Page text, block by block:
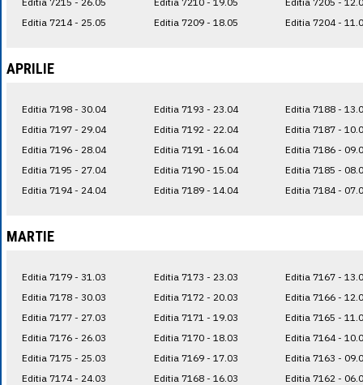
Editia 7214 - 25.05
Editia 7209 - 18.05
Editia 7204 -
APRILIE
Editia 7198 - 30.04
Editia 7197 - 29.04
Editia 7196 - 28.04
Editia 7195 - 27.04
Editia 7194 - 24.04
Editia 7193 - 23.04
Editia 7192 - 22.04
Editia 7191 - 16.04
Editia 7190 - 15.04
Editia 7189 - 14.04
Editia 7188 -
Editia 7187 -
Editia 7186 -
Editia 7185 -
Editia 7184 -
MARTIE
Editia 7179 - 31.03
Editia 7178 - 30.03
Editia 7177 - 27.03
Editia 7176 - 26.03
Editia 7175 - 25.03
Editia 7174 - 24.03
Editia 7173 - 23.03
Editia 7172 - 20.03
Editia 7171 - 19.03
Editia 7170 - 18.03
Editia 7169 - 17.03
Editia 7168 - 16.03
Editia 7167 -
Editia 7166 -
Editia 7165 -
Editia 7164 -
Editia 7163 -
Editia 7162 -